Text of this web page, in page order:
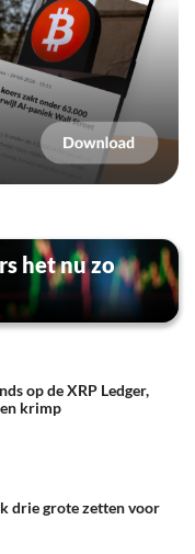
het nu zo
op de XRP Ledger,
krimp
drie grote zetten voor